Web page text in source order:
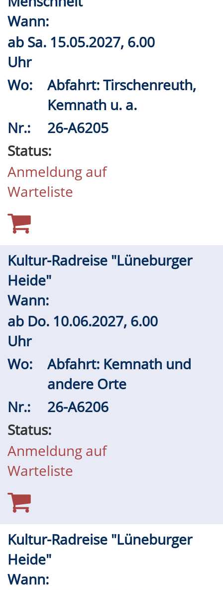
Wann:
ab Sa. 15.05.2027, 6.00
Uhr
Wo:
Abfahrt: Tirschenreuth,
Kemnath u. a.
Nr.:
26-A6205
Status:
Anmeldung auf
Warteliste
Kultur-Radreise "Lüneburger
Heide"
Wann:
ab Do. 10.06.2027, 6.00
Uhr
Wo:
Abfahrt: Kemnath und
andere Orte
Nr.:
26-A6206
Status:
Anmeldung auf
Warteliste
Kultur-Radreise "Lüneburger
Heide"
Wann: